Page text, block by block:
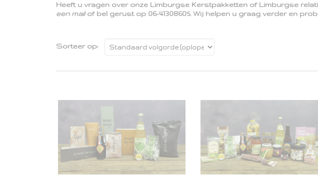
Heeft u vragen over onze Limburgse Kerstpakketten of Limburgse
een mailof bel gerust op 06-41308605. Wij helpen u graag verder en
Sorteer op: